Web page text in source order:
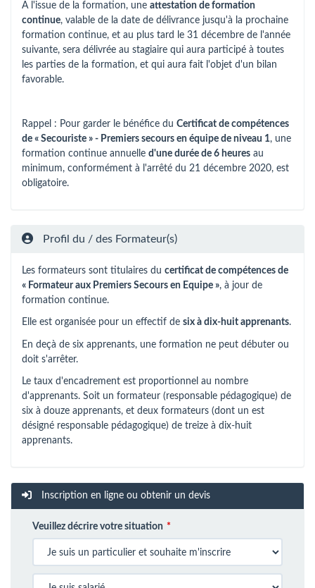
A l'issue de la formation, une attestation de formation
continue, valable de la date de délivrance jusqu'à la prochaine
formation continue, et au plus tard le 31 décembre de l'année
suivante, sera délivrée au stagiaire qui aura participé à toutes
les parties de la formation, et qui aura fait l'objet d'un bilan
favorable.
Rappel : Pour garder le bénéfice du Certificat de compétences
de « Secouriste » - Premiers secours en équipe de niveau 1, une
formation continue annuelle d'une durée de 6 heures au
minimum, conformément à l'arrêté du 21 décembre 2020, est
obligatoire.
Profil du / des Formateur(s)
Les formateurs sont titulaires du certificat de compétences de
« Formateur aux Premiers Secours en Equipe », à jour de
formation continue.
Elle est organisée pour un effectif de six à dix-huit apprenants.
En deçà de six apprenants, une formation ne peut débuter ou
doit s'arrêter.
Le taux d'encadrement est proportionnel au nombre
d'apprenants. Soit un formateur (responsable pédagogique) de
six à douze apprenants, et deux formateurs (dont un est
désigné responsable pédagogique) de treize à dix-huit
apprenants.
Inscription en ligne ou obtenir un devis
Veuillez décrire votre situation